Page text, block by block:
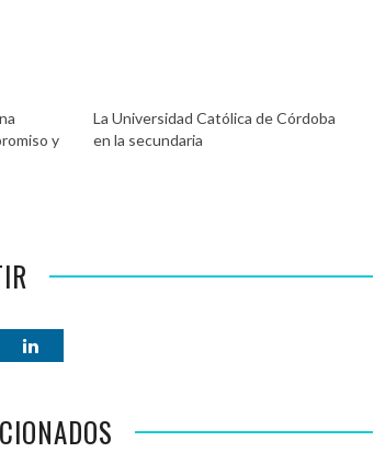
y
La Universidad Católica de Córdoba
en la secundaria